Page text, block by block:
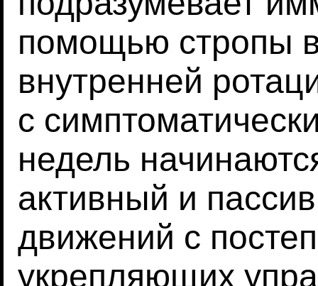
помощью стропы
внутренней
с
недель
активный и
движений с
укрепляющих